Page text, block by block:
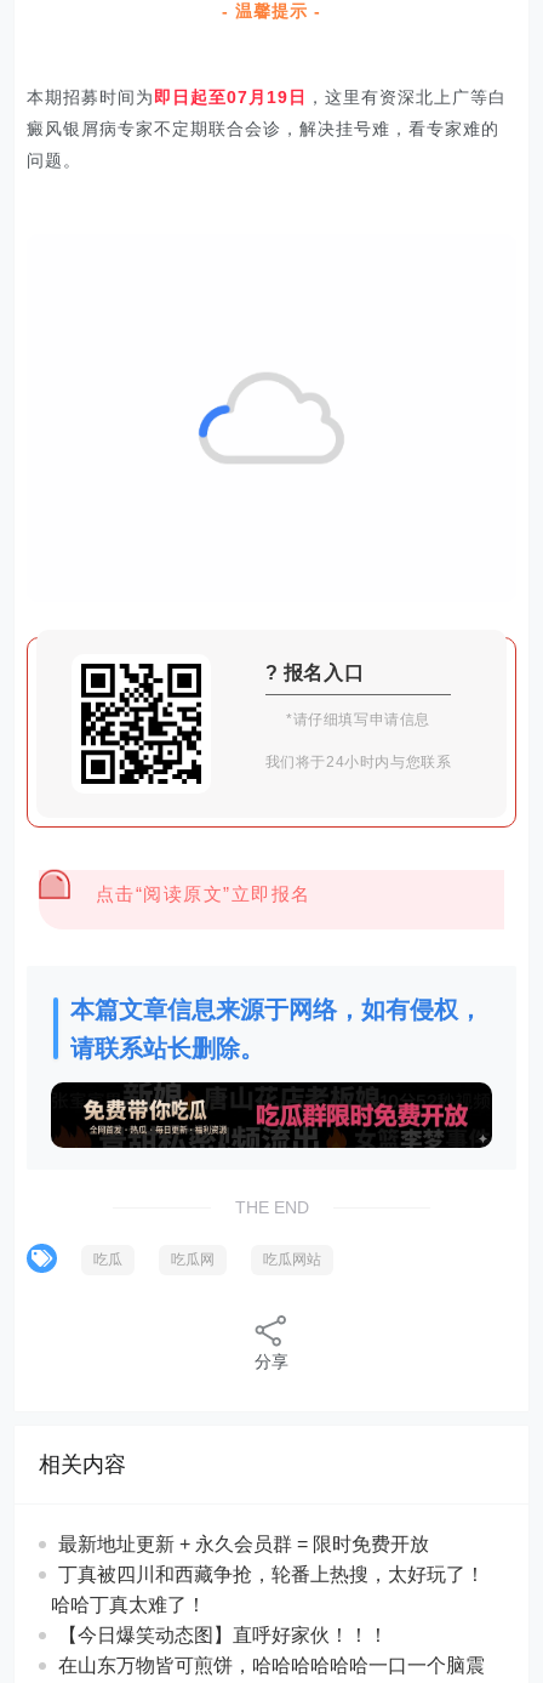
- 温馨提示 -
本期招募时间为 即日起至07月19日
，这里有资深北上广等白
癜风银屑病专家不定期联合会诊，解决挂号难，看专家难的
问题。
? 报名入口
*请仔细填写申请信息
我们将于24小时内与您联系
点击“阅读原文”立即报名
本篇文章信息来源于网络，如有侵权，
请联系站长删除。
THE END
吃瓜 吃瓜网 吃瓜网站
分享
相关内容
最新地址更新 + 永久会员群 = 限时免费开放
丁真被四川和西藏争抢，轮番上热搜，太好玩了！
哈哈丁真太难了！
【今日爆笑动态图​】直呼好家伙！！！
在山东万物皆可煎饼，哈哈哈哈哈哈一口一个脑震